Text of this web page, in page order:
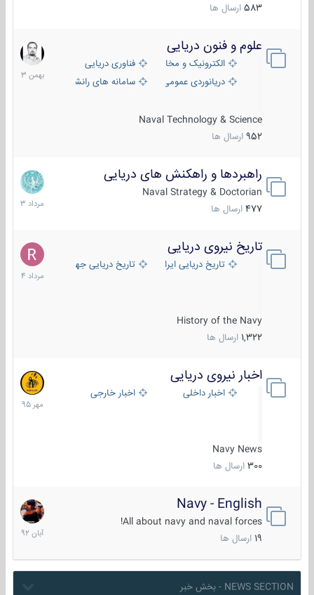
583 ارسال ها
علوم و فنون دریایی
الکترونیک و مخابرات دریاییفناوری دریایی
دریانوردی عمومی
سامانه های رانشی دریایی
Naval Technology & Science
952 ارسال ها
6
بهمن
1403
راهبردها و راهکنش های دریایی
Naval Strategy & Doctorian
477 ارسال ها
2
مرداد
1403
تاریخ نیروی دریایی
تاریخ دریایی ایران تاریخ دریایی جهان
History of the Navy
1,322 ارسال ها
16
مرداد
1404
اخبار نیروی دریایی
اخبار داخلی اخبار خارجی
Navy News
300 ارسال ها
27
مهر
1395
Navy - English
All about navy and naval forces!
ارسال ها
22
آبان
1392
NEWS SECTION - بخش خبر